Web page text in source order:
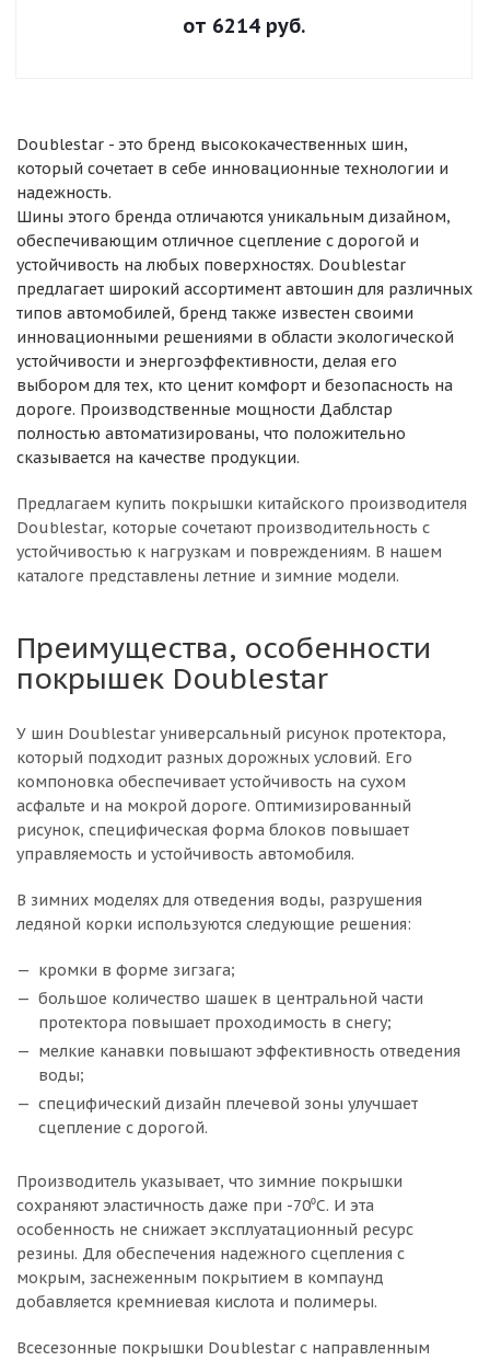
от 6214 руб.
Doublestar - это бренд высококачественных шин,
который сочетает в себе инновационные технологии и
надежность.
Шины этого бренда отличаются уникальным дизайном,
обеспечивающим отличное сцепление с дорогой и
устойчивость на любых поверхностях. Doublestar
предлагает широкий ассортимент автошин для различных
типов автомобилей, бренд также известен своими
инновационными решениями в области экологической
устойчивости и энергоэффективности, делая его
выбором для тех, кто ценит комфорт и безопасность на
дороге. Производственные мощности Даблстар
полностью автоматизированы, что положительно
сказывается на качестве продукции.
Предлагаем купить покрышки китайского производителя
Doublestar, которые сочетают производительность с
устойчивостью к нагрузкам и повреждениям. В нашем
каталоге представлены летние и зимние модели.
Преимущества, особенности
покрышек Doublestar
У шин Doublestar универсальный рисунок протектора,
который подходит разных дорожных условий. Его
компоновка обеспечивает устойчивость на сухом
асфальте и на мокрой дороге. Оптимизированный
рисунок, специфическая форма блоков повышает
управляемость и устойчивость автомобиля.
В зимних моделях для отведения воды, разрушения
ледяной корки используются следующие решения:
кромки в форме зигзага;
большое количество шашек в центральной части
протектора повышает проходимость в снегу;
мелкие канавки повышают эффективность отведения
воды;
специфический дизайн плечевой зоны улучшает
сцепление с дорогой.
Производитель указывает, что зимние покрышки
сохраняют эластичность даже при -70⁰C. И эта
особенность не снижает эксплуатационный ресурс
резины. Для обеспечения надежного сцепления с
мокрым, заснеженным покрытием в компаунд
добавляется кремниевая кислота и полимеры.
Всесезонные покрышки Doublestar с направленным